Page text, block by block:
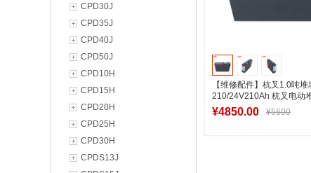
CPD30J
CPD35J
CPD40J
CPD50J
CPD10H
CPD15H
CPD20H
CPD25H
CPD30H
CPDS13J
【维修配件】杭叉1.0吨
210/24V210Ah 杭叉电动
发
¥4850.00 ¥5600